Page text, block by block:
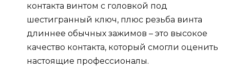
контакта винтом с головкой под
шестигранный ключ, плюс резьба винта
длиннее обычных зажимов – это высокое
качество контакта, который смогли оценить
настоящие профессионалы.